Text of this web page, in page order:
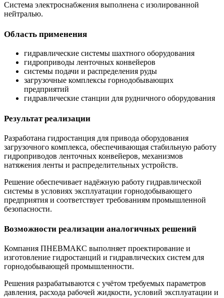
Система электроснабжения выполнена с изолированной
нейтралью.
Область применения
гидравлические системы шахтного оборудования
гидроприводы ленточных конвейеров
системы подачи и распределения руды
загрузочные комплексы горнодобывающих
предприятий
гидравлические станции для рудничного оборудования
Результат реализации
Разработана гидростанция для привода оборудования
загрузочного комплекса, обеспечивающая стабильную работу
гидроприводов ленточных конвейеров, механизмов
натяжения ленты и распределительных устройств.
Решение обеспечивает надёжную работу гидравлической
системы в условиях эксплуатации горнодобывающего
предприятия и соответствует требованиям промышленной
безопасности.
Возможности реализации аналогичных решений
Компания ПНЕВМАКС выполняет проектирование и
изготовление гидростанций и гидравлических систем для
горнодобывающей промышленности.
Решения разрабатываются с учётом требуемых параметров
давления, расхода рабочей жидкости, условий эксплуатации и